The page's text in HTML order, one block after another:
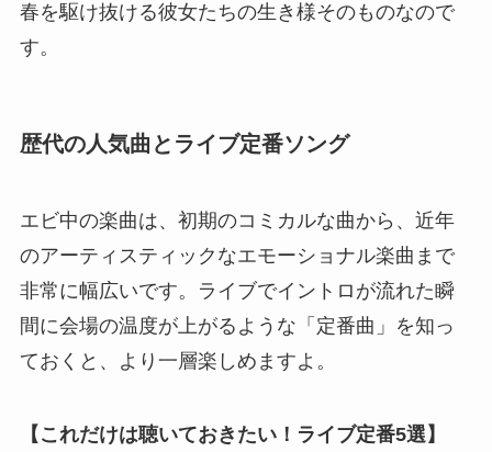
春を駆け抜ける彼女たちの生き様そのものなので
す。
歴代の人気曲とライブ定番ソング
エビ中の楽曲は、初期のコミカルな曲から、近年
のアーティスティックなエモーショナル楽曲まで
非常に幅広いです。ライブでイントロが流れた瞬
間に会場の温度が上がるような「定番曲」を知っ
ておくと、より一層楽しめますよ。
【これだけは聴いておきたい！ライブ定番5選】